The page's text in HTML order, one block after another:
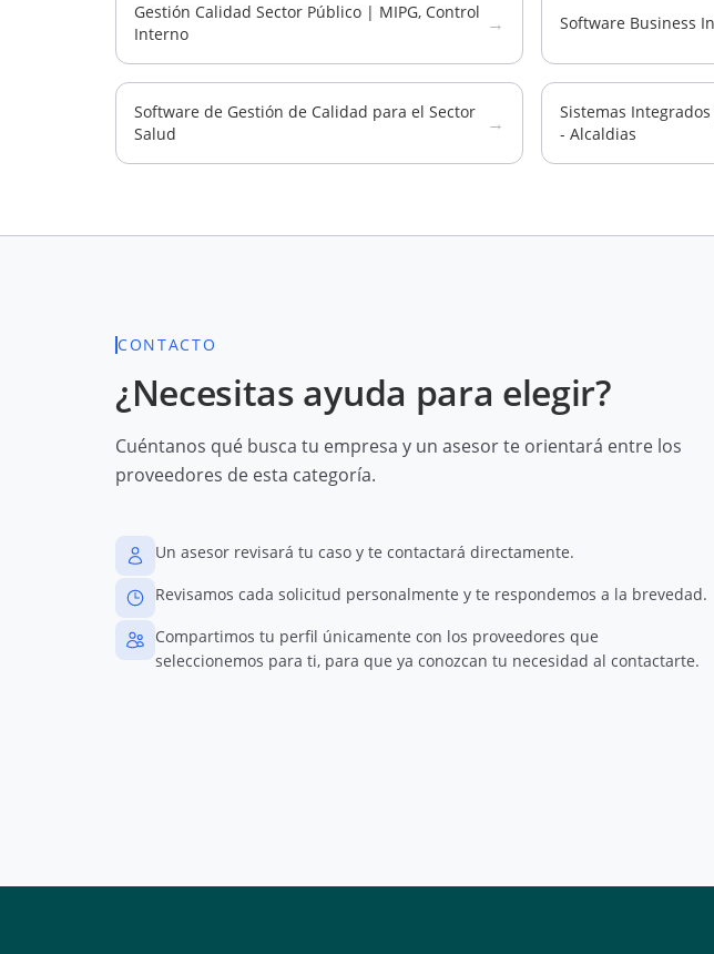
Gestión Calidad Sector Público | MIPG, Control
Interno
→ Software Business
Software de Gestión de Calidad para el Sector
Salud
→
Sistemas
- Alcaldias
CONTACTO
¿Necesitas ayuda para elegir?
Cuéntanos qué busca tu empresa y un asesor te orientará entre los
proveedores de esta categoría.
Un asesor revisará tu caso y te contactará directamente.
Revisamos cada solicitud personalmente y te respondemos a la brevedad.
Compartimos tu perfil únicamente con los proveedores que
seleccionemos para ti, para que ya conozcan tu necesidad al contactarte.